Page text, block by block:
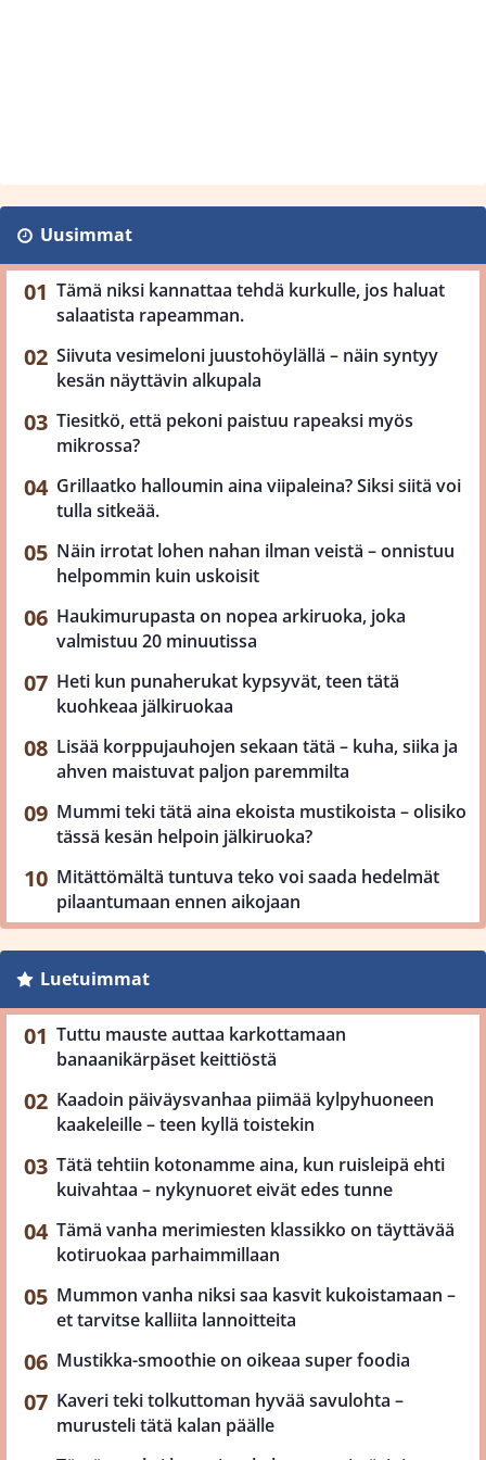
Uusimmat
Tämä niksi kannattaa tehdä kurkulle, jos haluat
salaatista rapeamman.
Siivuta vesimeloni juustohöylällä – näin syntyy
kesän näyttävin alkupala
Tiesitkö, että pekoni paistuu rapeaksi myös
mikrossa?
Grillaatko halloumin aina viipaleina? Siksi siitä voi
tulla sitkeää.
Näin irrotat lohen nahan ilman veistä – onnistuu
helpommin kuin uskoisit
Haukimurupasta on nopea arkiruoka, joka
valmistuu 20 minuutissa
Heti kun punaherukat kypsyvät, teen tätä
kuohkeaa jälkiruokaa
Lisää korppujauhojen sekaan tätä – kuha, siika ja
ahven maistuvat paljon paremmilta
Mummi teki tätä aina ekoista mustikoista – olisiko
tässä kesän helpoin jälkiruoka?
Mitättömältä tuntuva teko voi saada hedelmät
pilaantumaan ennen aikojaan
Luetuimmat
Tuttu mauste auttaa karkottamaan
banaanikärpäset keittiöstä
Kaadoin päiväysvanhaa piimää kylpyhuoneen
kaakeleille – teen kyllä toistekin
Tätä tehtiin kotonamme aina, kun ruisleipä ehti
kuivahtaa – nykynuoret eivät edes tunne
Tämä vanha merimiesten klassikko on täyttävää
kotiruokaa parhaimmillaan
Mummon vanha niksi saa kasvit kukoistamaan –
et tarvitse kalliita lannoitteita
Mustikka-smoothie on oikeaa super foodia
Kaveri teki tolkuttoman hyvää savulohta –
murusteli tätä kalan päälle